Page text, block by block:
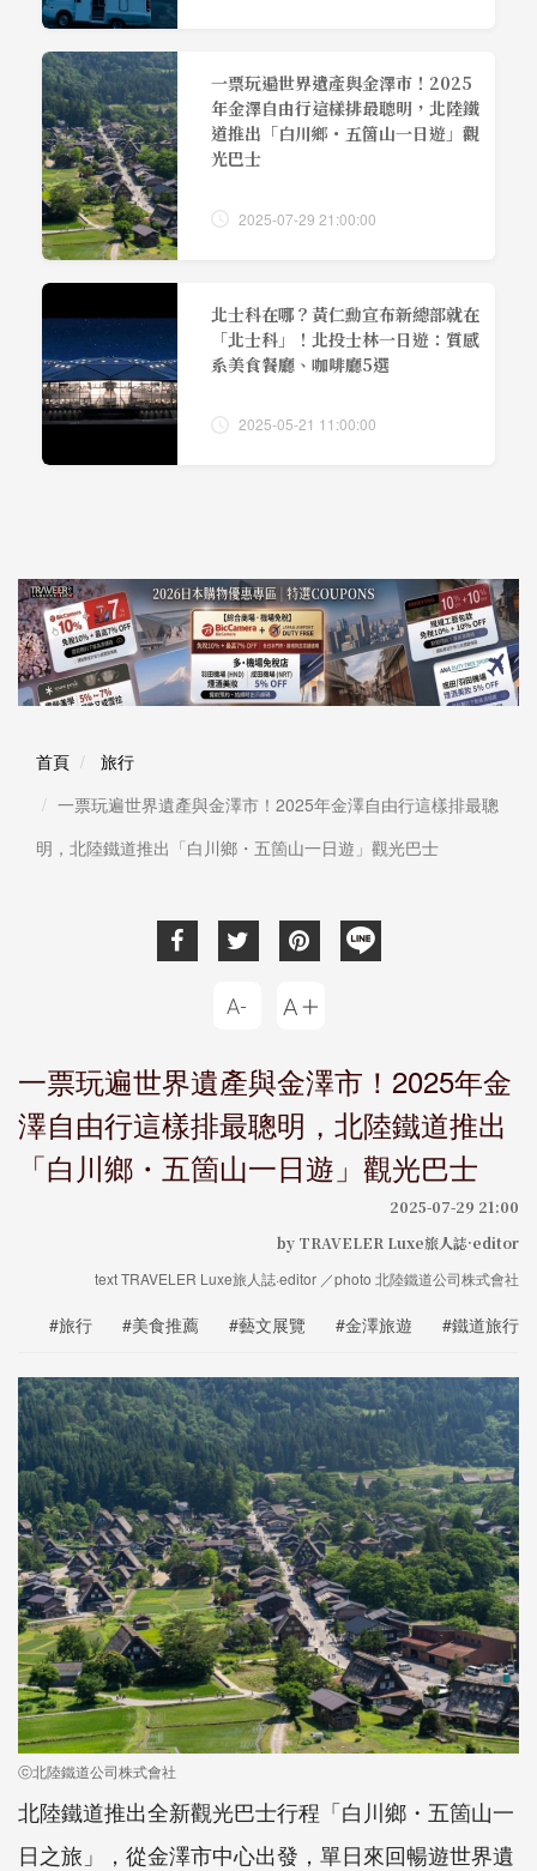
一票玩遍世界遺產與金澤市！2025
年金澤自由行這樣排最聰明，北陸鐵
道推出「白川鄉・五箇山一日遊」觀
光巴士
2025-07-29 21:00:00
北士科在哪？黃仁勳宣布新總部就在
「北士科」！北投士林一日遊：質感
系美食餐廳、咖啡廳5選
2025-05-21 11:00:00
首頁
旅行
一票玩遍世界遺產與金澤市！2025年金澤自由行這樣排最聰
明，北陸鐵道推出「白川鄉・五箇山一日遊」觀光巴士
一票玩遍世界遺產與金澤市！2025年金
澤自由行這樣排最聰明，北陸鐵道推出
「白川鄉・五箇山一日遊」觀光巴士
2025-07-29 21:00
by TRAVELER Luxe旅人誌·editor
text TRAVELER Luxe旅人誌·editor ／photo 北陸鐵道公司株式會社
#旅行 #美食推薦 #藝文展覽 #金澤旅遊 #鐵道旅行
ⓒ北陸鐵道公司株式會社
北陸鐵道推出全新觀光巴士行程「白川鄉・五箇山一
日之旅」，從金澤市中心出發，單日來回暢遊世界遺